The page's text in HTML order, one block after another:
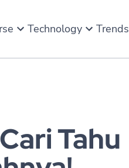
Technology Trends
Tahu